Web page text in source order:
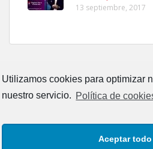
Utilizamos cookies para optimizar
nuestro servicio. Política de
Aceptar todo
calle, se perdió por la zon...
Adopcion
Busco casa de acogida para mi perrita
13 septiembre, 2017